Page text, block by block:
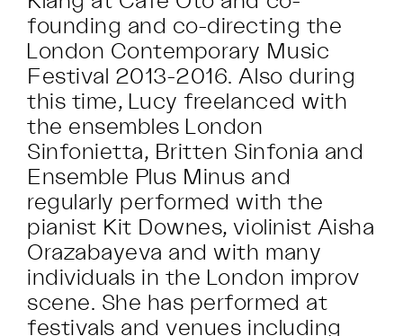
founding and co-directing the
London Contemporary Music
Festival 2013-2016. Also during
this time, Lucy freelanced with
the ensembles London
Sinfonietta, Britten Sinfonia and
Ensemble Plus Minus and
regularly performed with the
pianist Kit Downes, violinist Aisha
Orazabayeva and with many
individuals in the London improv
scene. She has performed at
festivals and venues including